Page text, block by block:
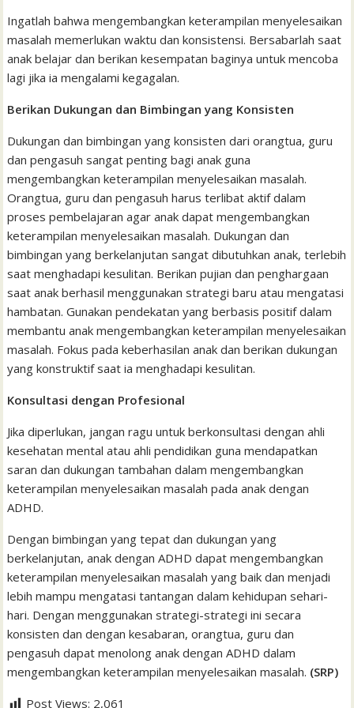
Ingatlah bahwa mengembangkan keterampilan menyelesaikan
masalah memerlukan waktu dan konsistensi. Bersabarlah saat
anak belajar dan berikan kesempatan baginya untuk mencoba
lagi jika ia mengalami kegagalan.
Berikan Dukungan dan Bimbingan yang Konsisten
Dukungan dan bimbingan yang konsisten dari orangtua, guru
dan pengasuh sangat penting bagi anak guna
mengembangkan keterampilan menyelesaikan masalah.
Orangtua, guru dan pengasuh harus terlibat aktif dalam
proses pembelajaran agar anak dapat mengembangkan
keterampilan menyelesaikan masalah. Dukungan dan
bimbingan yang berkelanjutan sangat dibutuhkan anak, terlebih
saat menghadapi kesulitan. Berikan pujian dan penghargaan
saat anak berhasil menggunakan strategi baru atau mengatasi
hambatan. Gunakan pendekatan yang berbasis positif dalam
membantu anak mengembangkan keterampilan menyelesaikan
masalah. Fokus pada keberhasilan anak dan berikan dukungan
yang konstruktif saat ia menghadapi kesulitan.
Konsultasi dengan Profesional
Jika diperlukan, jangan ragu untuk berkonsultasi dengan ahli
kesehatan mental atau ahli pendidikan guna mendapatkan
saran dan dukungan tambahan dalam mengembangkan
keterampilan menyelesaikan masalah pada anak dengan
ADHD.
Dengan bimbingan yang tepat dan dukungan yang
berkelanjutan, anak dengan ADHD dapat mengembangkan
keterampilan menyelesaikan masalah yang baik dan menjadi
lebih mampu mengatasi tantangan dalam kehidupan sehari-
hari. Dengan menggunakan strategi-strategi ini secara
konsisten dan dengan kesabaran, orangtua, guru dan
pengasuh dapat menolong anak dengan ADHD dalam
mengembangkan keterampilan menyelesaikan masalah. (SRP)
Post Views: 2,061